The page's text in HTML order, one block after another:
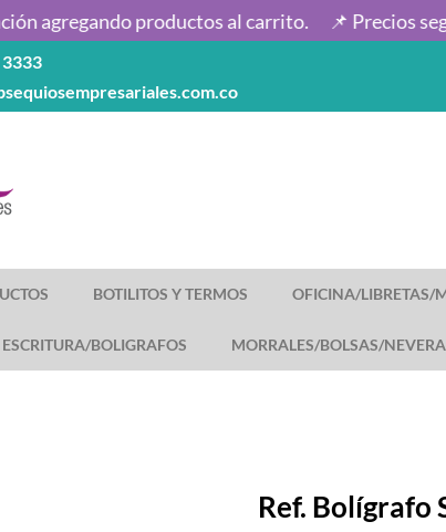
agregando productos al carrito. 📌 Precios
BOTILITOS Y TERMOS OFICINA/LIBRETAS/
ESCRITURA/BOLIGRAFOS MORRALES/BOLSAS/
Ref. Bolígrafo